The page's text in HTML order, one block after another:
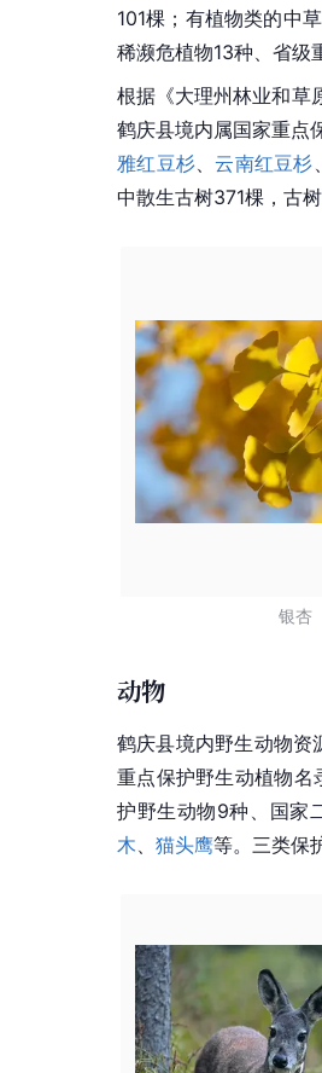
101棵；有植物类的中
稀濒危植物13种、省级
根据《大理州林业和草
鹤庆县境内属国家重点
雅红豆杉、云南红豆杉
中散生古树371棵，古
银杏
动物
鹤庆县境内野生动物资
重点保护野生动植物
护野生动物9种、国家
木、 猫头鹰等。三类保